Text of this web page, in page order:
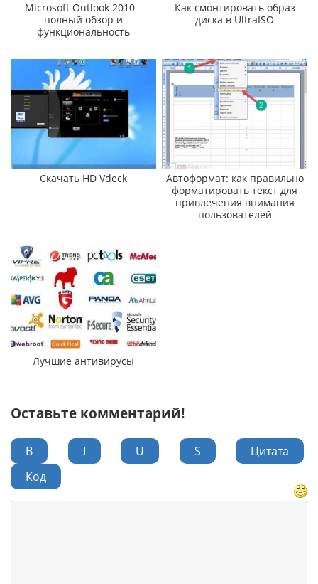
Microsoft Outlook 2010 -
полный обзор и
функциональность
Как смонтировать образ
диска в UltraISO
Скачать HD Vdeck
Автоформат: как правильно
форматировать текст для
привлечения внимания
пользователей
Лучшие антивирусы
Оставьте комментарий!
B I U S
Цитата
Код